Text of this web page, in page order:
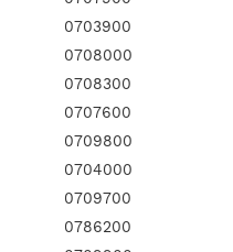
0703900
0708000
0708300
0707600
0709800
0704000
0709700
0786200